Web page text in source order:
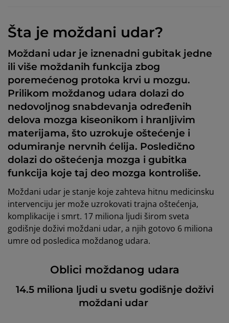
Šta je moždani udar?
Moždani udar je iznenadni gubitak jedne
ili više moždanih funkcija zbog
poremećenog protoka krvi u mozgu.
Prilikom moždanog udara dolazi do
nedovoljnog snabdevanja određenih
delova mozga kiseonikom i hranljivim
materijama, što uzrokuje oštećenje i
odumiranje nervnih ćelija. Posledično
dolazi do oštećenja mozga i gubitka
funkcija koje taj deo mozga kontroliše.
Moždani udar je stanje koje zahteva hitnu medicinsku
intervenciju jer može uzrokovati trajna oštećenja,
komplikacije i smrt. 17 miliona ljudi širom sveta
godišnje doživi moždani udar, a njih gotovo 6 miliona
umre od posledica moždanog udara.
Oblici moždanog udara
14.5 miliona ljudi u svetu godišnje doživi
moždani udar